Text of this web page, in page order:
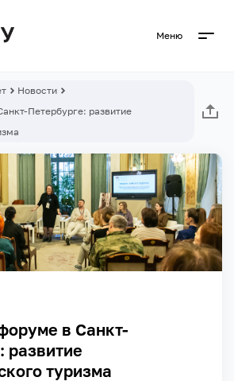
Меню
Новости
Петербурге: развитие
в Санкт-
развитие
туризма